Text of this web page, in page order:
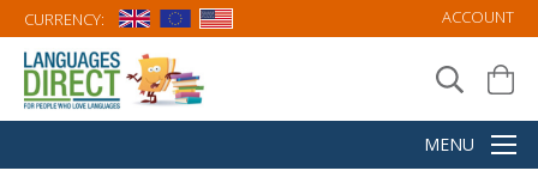
CURRENCY: ACCOUNT